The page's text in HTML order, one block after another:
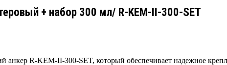
+ набор 300 мл/ R-KEM-II-300-SET
анкер R-KEM-II-300-SET, который обеспечивает надежное